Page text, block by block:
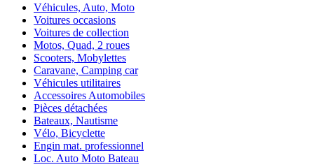
Véhicules, Auto, Moto
Voitures occasions
Voitures de collection
Motos, Quad, 2 roues
Scooters, Mobylettes
Caravane, Camping car
Véhicules utilitaires
Accessoires Automobiles
Pièces détachées
Bateaux, Nautisme
Vélo, Bicyclette
Engin mat. professionnel
Loc. Auto Moto Bateau